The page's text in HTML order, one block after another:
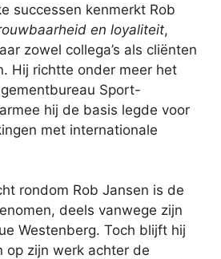
successen kenmerkt Rob
en loyaliteit,
zowel collega’s als cliënten
Hij richtte onder meer het
Sport-
hij de basis legde voor
met internationale
rondom Rob Jansen is de
deels vanwege zijn
Westenberg. Toch blijft hij
op zijn werk achter de